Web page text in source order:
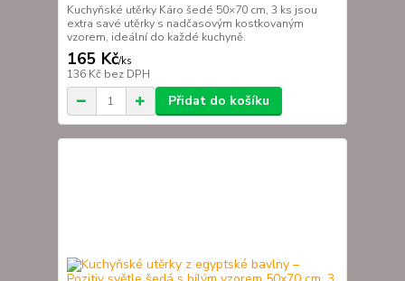
Kuchyňské utěrky Káro šedé 50×70 cm, 3 ks jsou
extra savé utěrky s nadčasovým kostkovaným
vzorem, ideální do každé kuchyně.
165 Kč/ks
136 Kč bez DPH
Přidat do košíku